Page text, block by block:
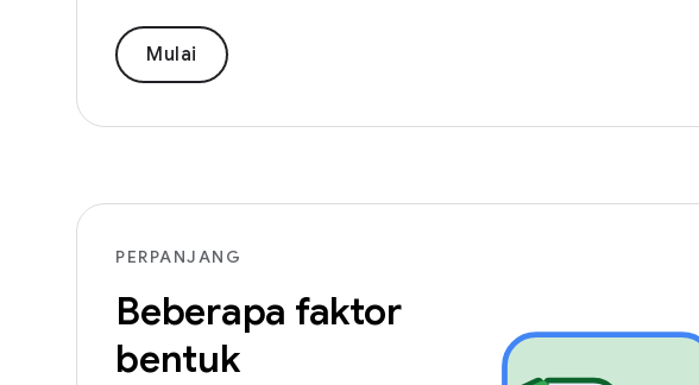
Mulai
PERPANJANG
Beberapa faktor
bentuk